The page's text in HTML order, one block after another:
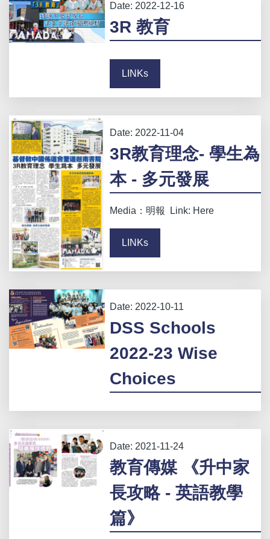
Date:2022-12-16
3R 教育
LINKs
Date:2022-11-04
3R教育理念- 學生為
本 - 多元發展
Media：明報 Link: Here
LINKs
Date:2022-10-11
DSS Schools
2022-23 Wise
Choices
Date:2021-11-24
教育傳媒 《升中家
長攻略 - 英語教學
篇》